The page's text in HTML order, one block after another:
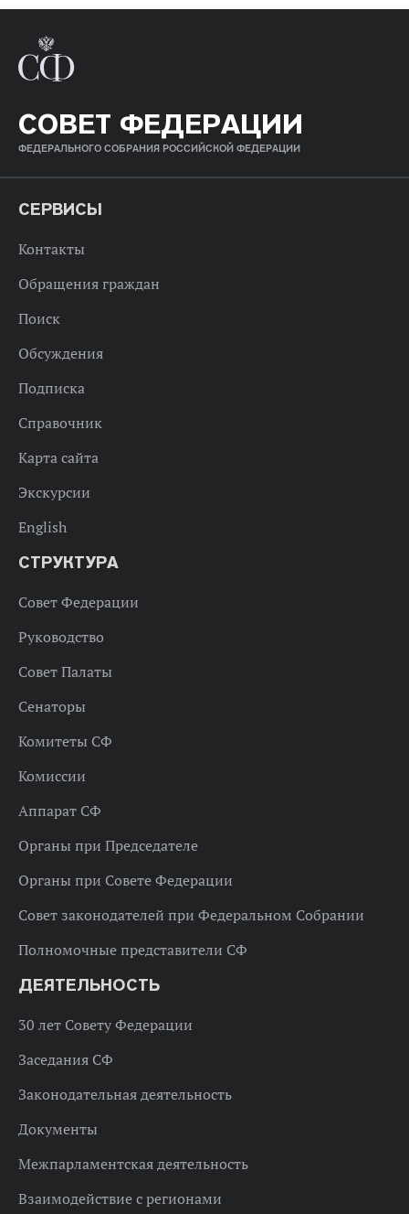
СОВЕТ ФЕДЕРАЦИИ
ФЕДЕРАЛЬНОГО СОБРАНИЯ РОССИЙСКОЙ ФЕДЕРАЦИИ
СЕРВИСЫ
Контакты
Обращения граждан
Поиск
Обсуждения
Подписка
Справочник
Карта сайта
Экскурсии
English
СТРУКТУРА
Совет Федерации
Руководство
Совет Палаты
Сенаторы
Комитеты СФ
Комиссии
Аппарат СФ
Органы при Председателе
Органы при Совете Федерации
Совет законодателей при Федеральном Собрании
Полномочные представители СФ
ДЕЯТЕЛЬНОСТЬ
30 лет Совету Федерации
Заседания СФ
Законодательная деятельность
Документы
Межпарламентская деятельность
Взаимодействие с регионами